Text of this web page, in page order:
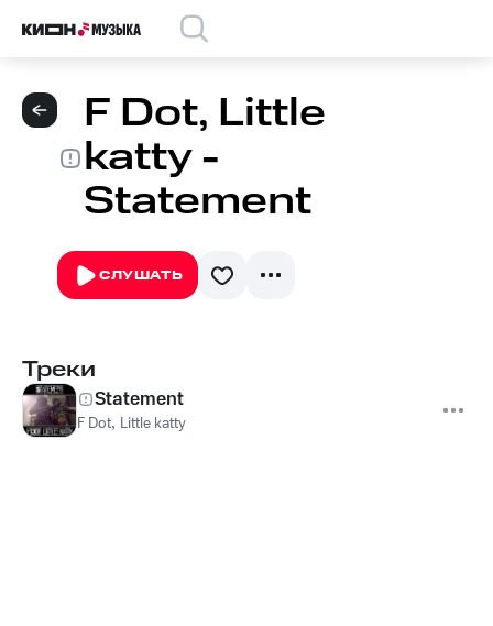
F Dot, Little
katty -
Statement
СЛУШАТЬ
Треки
Statement
F Dot, Little katty